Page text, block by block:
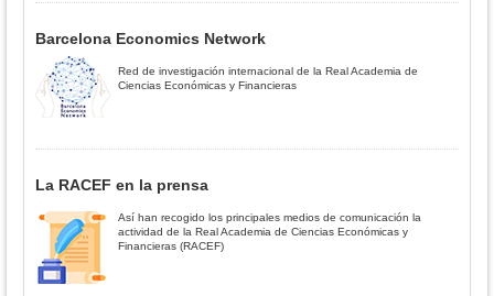
Barcelona Economics Network
Red de investigación internacional de la Real Academia de
Ciencias Económicas y Financieras
La RACEF en la prensa
Así han recogido los principales medios de comunicación la
actividad de la Real Academia de Ciencias Económicas y
Financieras (RACEF)